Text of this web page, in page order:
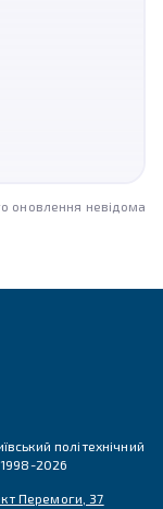
оновлення невідома
політехнічний
1998-2026
Перемоги, 37